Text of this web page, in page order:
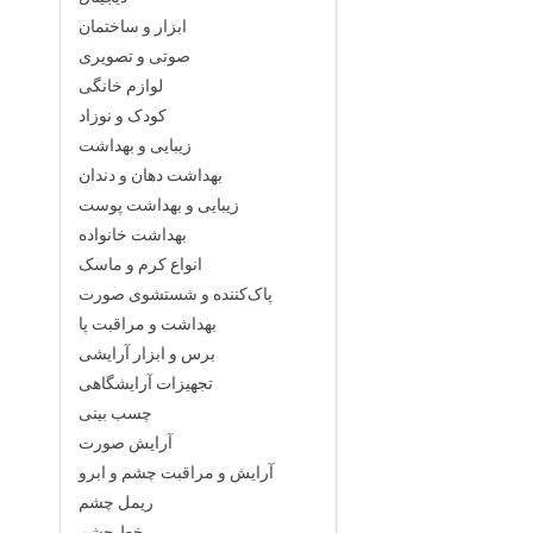
ابزار و ساختمان
صوتی و تصویری
لوازم خانگی
کودک و نوزاد
زیبایی و بهداشت
بهداشت دهان و دندان
زیبایی و بهداشت پوست
بهداشت خانواده
انواع کرم و ماسک
پاک‌کننده و شستشوی صورت
بهداشت و مراقبت پا
برس و ابزار آرایشی
تجهیزات آرایشگاهی
چسب بینی
آرایش صورت
آرایش و مراقبت چشم و ابرو
ریمل چشم